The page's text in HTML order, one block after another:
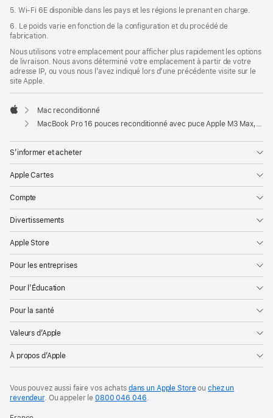
5. Wi-Fi 6E disponible dans les pays et les régions le prenant en charge.
6. Le poids varie en fonction de la configuration et du procédé de
fabrication.
Nous utilisons votre emplacement pour afficher plus rapidement les options
de livraison. Nous avons déterminé votre emplacement à partir de votre
adresse IP, ou vous nous l’avez indiqué lors d’une précédente visite sur le
site Apple.
Apple
Mac reconditionné
MacBook Pro 16 pouces reconditionné avec puce Apple M3 Max, CPU 16 cœurs et GPU 40 cœurs - Noir sidéral
S’informer et acheter
Apple Cartes
Compte
Divertissements
Apple Store
Pour les entreprises
Pour l’Éducation
Pour la santé
Valeurs d’Apple
À propos d’Apple
Vous pouvez aussi faire vos achats dans un Apple Storeouchez un
revendeur. Ouappeler le0800 046 046.